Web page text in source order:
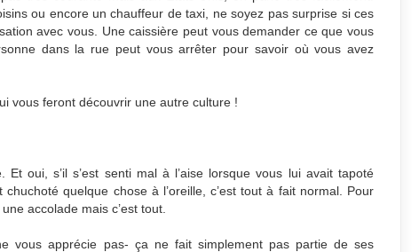
ou encore un chauffeur de taxi, ne soyez pas surprise si ces
avec vous. Une caissière peut vous demander ce que vous
dans la rue peut vous arrêter pour savoir où vous avez
vous feront découvrir une autre culture !
Et oui, s’il s’est senti mal à l’aise lorsque vous lui avait tapoté
chuchoté quelque chose à l’oreille, c’est tout à fait normal. Pour
accolade mais c’est tout.
vous apprécie pas- ça ne fait simplement pas partie de ses